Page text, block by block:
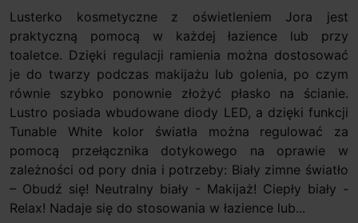
Lusterko kosmetyczne z oświetleniem Jora jest
praktyczną pomocą w każdej łazience lub przy
toaletce. Dzięki regulacji ramienia można dostosować
je do twarzy podczas makijażu lub golenia, po czym
równie szybko ponownie złożyć płasko na ścianie.
Lustro posiada wbudowane diody LED, a dzięki funkcji
Tunable White kolor światła można regulować za
pomocą przełącznika dotykowego na oprawie w
zależności od pory dnia i potrzeby: Biały zimne światło
– Obudź się! Neutralny biały - Makijaż! Ciepły biały -
Relax! Nadaje się do stosowania w łazience lub...